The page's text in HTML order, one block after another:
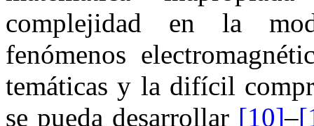
complejidad en la
fenómenos
temáticas y la difícil
se pueda desarrollar[10]–